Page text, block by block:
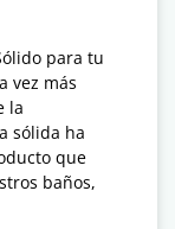
para tu
vez más
la
sólida ha
que
baños,